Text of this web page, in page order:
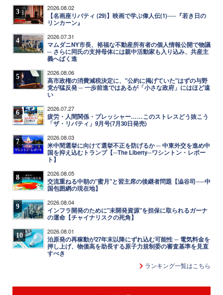
3 2026.08.02
【名画座リバティ (29)】映画で学ぶ偉人伝(1)──『若き日の
リンカーン』
4 2026.07.31
マムダニNY市長、裕福な不動産所有者の個人情報公開で物議
─ さらに同氏の支持母体には親中活動家も入り込み、共産主
義へばく進
5 2026.08.06
高市政権の消費減税決定に、"公約に掲げていた"はずの与野
党が猛反発 ─ 一歩前進ではあるが「小さな政府」にはほど遠
い
6 2026.07.27
疲労・人間関係・プレッシャー……このストレスどう抜こう
「ザ・リバティ」9月号(7月30日発売)
7 2026.08.03
米中間選挙に向けて選挙不正を防げるか ─ 中東外交を進め中
国を抑え込むトランプ【─The Liberty─ワシントン・レポー
ト】
8 2026.08.05
交流重ねる中朝の"蜜月"と習主席の後継者問題【澁谷司──中
国包囲網の現在地】
9 2026.08.04
インフラ開発のために"未開発資源"を担保に取られるガーナ
の運命【チャイナリスクの死角】
10 2026.08.01
泊原発の再稼動が27年末以降にずれ込む可能性 ─ 電気料金を
押し上げ、物価高を助長する原子力規制委の審査基準を見直
すべき
ランキング一覧はこちら